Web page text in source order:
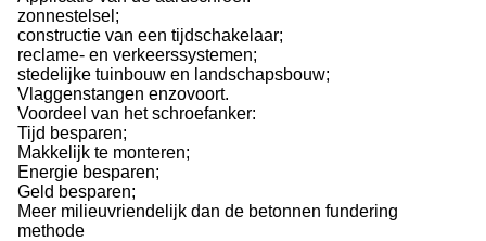
zonnestelsel;
constructie van een tijdschakelaar;
reclame- en verkeerssystemen;
stedelijke tuinbouw en landschapsbouw;
Vlaggenstangen enzovoort.
Voordeel van het schroefanker:
Tijd besparen;
Makkelijk te monteren;
Energie besparen;
Geld besparen;
Meer milieuvriendelijk dan de betonnen fundering
methode